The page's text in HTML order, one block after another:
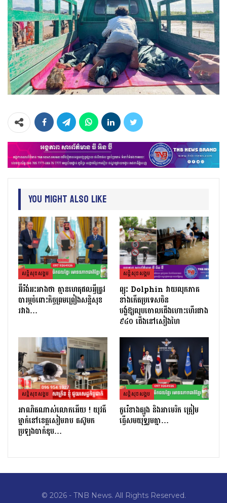
You Might Also Like
សន្តិសុខសង្គម
អ៊ីរ៉ង់អះអាងថា គ្មានហេតុផលអ្វីត្រូវ
បារម្ភចំពោះកិច្ចព្រមព្រៀងសន្តិសុខ
រវាង…
សន្តិសុខសង្គម
ព្យុះ Dolphin វាយលុកភាគ
ខាងកើតប្រទេសចិន
បង្ខំឱ្យលុបចោលជើងហោះហើរជាង
៩៤០ ជើងនៅសៀងហៃ
សន្តិសុខសង្គម
អាណិតណាស់លោកអើយ ! យុវតី
ម្នាក់នៅខេត្តសៀមរាប តស៊ូមក
ប្រឡងបាក់ឌុប…
សន្តិសុខសង្គម
កូរ៉េខាងត្បូង និងអាមេរិក ត្រៀម
ធ្វើសមយុទ្ធរួមគ្នា…
© 2026 - TNB News. All Rights Reserved.